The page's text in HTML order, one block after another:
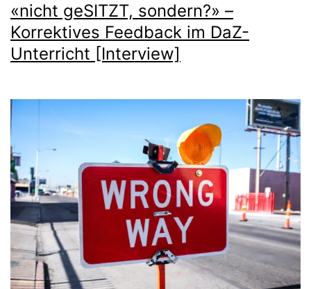
«nicht geSITZT, sondern?» –
Korrektives Feedback im DaZ-
Unterricht [Interview]